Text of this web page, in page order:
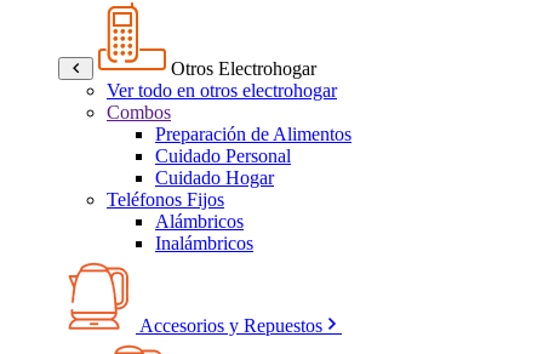
Otros Electrohogar
Ver todo en otros electrohogar
Combos
Preparación de Alimentos
Cuidado Personal
Cuidado Hogar
Teléfonos Fijos
Alámbricos
Inalámbricos
Accesorios y Repuestos